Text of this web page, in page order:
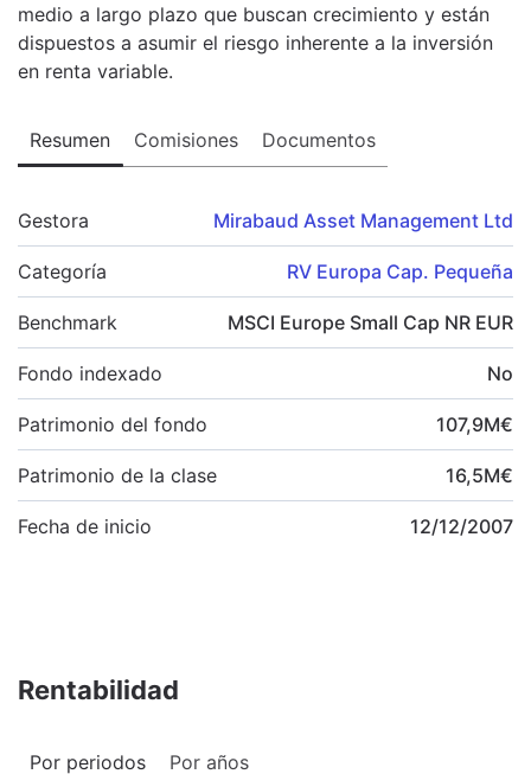
medio a largo plazo que buscan crecimiento y están
dispuestos a asumir el riesgo inherente a la inversión
en renta variable.
Resumen Comisiones Documentos
Gestora Mirabaud Asset Management Ltd
Categoría RV Europa Cap. Pequeña
Benchmark MSCI Europe Small Cap NR EUR
Fondo indexado No
Patrimonio del fondo 107,9M€
Patrimonio de la clase 16,5M€
Fecha de inicio 12/12/2007
Rentabilidad
Por periodos Por años